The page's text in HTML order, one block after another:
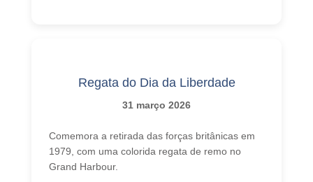
Regata do Dia da Liberdade
31 março 2026
Comemora a retirada das forças britânicas em
1979, com uma colorida regata de remo no
Grand Harbour.